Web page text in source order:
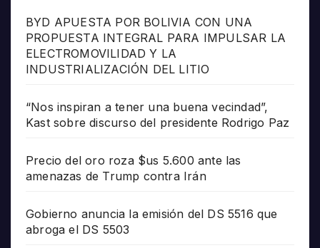
BYD APUESTA POR BOLIVIA CON UNA
PROPUESTA INTEGRAL PARA IMPULSAR LA
ELECTROMOVILIDAD Y LA
INDUSTRIALIZACIÓN DEL LITIO
“Nos inspiran a tener una buena vecindad”,
Kast sobre discurso del presidente Rodrigo Paz
Precio del oro roza $us 5.600 ante las
amenazas de Trump contra Irán
Gobierno anuncia la emisión del DS 5516 que
abroga el DS 5503